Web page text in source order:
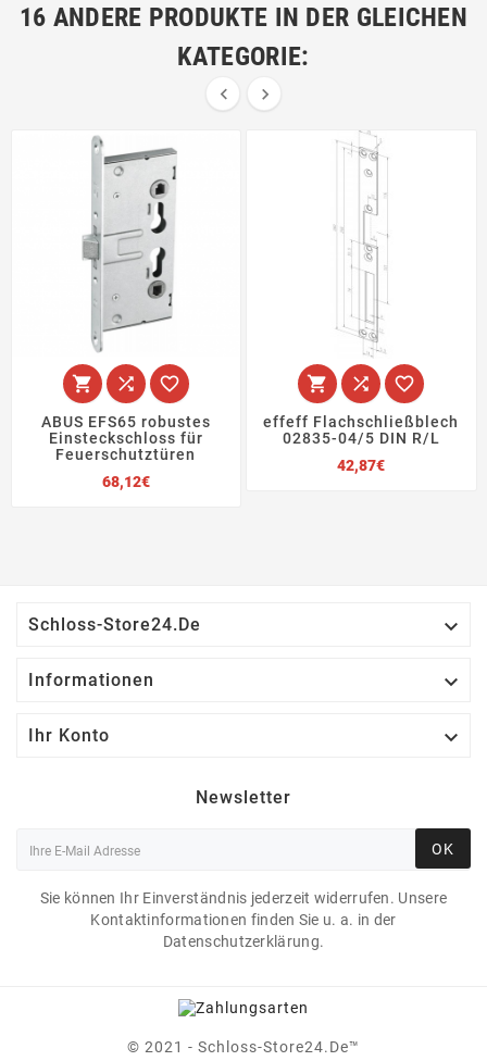
16 ANDERE PRODUKTE IN DER GLEICHEN
KATEGORIE:
 
  
ABUS EFS65 robustes
Einsteckschloss für
Feuerschutztüren
68,12€Preis
  
effeff Flachschließblech
02835-04/5 DIN R/L
42,87€Preis
Schloss-Store24.de 
Informationen 
Ihr Konto 
Newsletter
OK
Sie können Ihr Einverständnis jederzeit widerrufen. Unsere
Kontaktinformationen finden Sie u. a. in der
Datenschutzerklärung.
© 2021 - Schloss-Store24.de™